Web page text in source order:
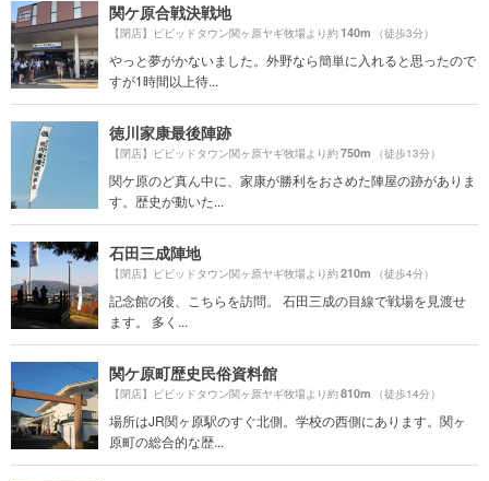
関ケ原合戦決戦地
【閉店】ビビッドタウン関ヶ原ヤギ牧場より約140m （徒歩3分）
やっと夢がかないました。外野なら簡単に入れると思ったので
すが1時間以上待...
徳川家康最後陣跡
【閉店】ビビッドタウン関ヶ原ヤギ牧場より約750m （徒歩13分）
関ケ原のど真ん中に、家康が勝利をおさめた陣屋の跡がありま
す。歴史が動いた...
石田三成陣地
【閉店】ビビッドタウン関ヶ原ヤギ牧場より約210m （徒歩4分）
記念館の後、こちらを訪問。 石田三成の目線で戦場を見渡せ
ます。 多く...
関ケ原町歴史民俗資料館
【閉店】ビビッドタウン関ヶ原ヤギ牧場より約810m （徒歩14分）
場所はJR関ヶ原駅のすぐ北側。学校の西側にあります。関ヶ
原町の総合的な歴...